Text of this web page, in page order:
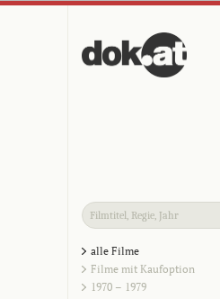
alle Filme
Filme mit Kaufoption
1970 – 1979